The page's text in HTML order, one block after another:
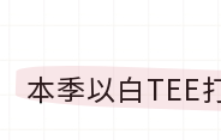
本季以白TEE